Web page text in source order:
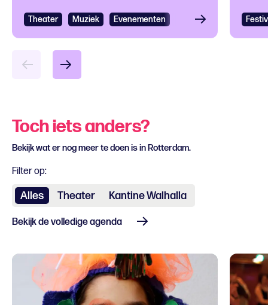
Theater Muziek Evenementen
Toch iets anders?
Bekijk wat er nog meer te doen is in Rotterdam.
Filter op:
Alles Theater Kantine Walhalla
Bekijk de volledige agenda